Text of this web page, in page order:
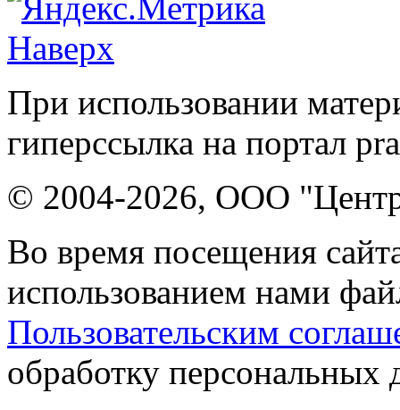
Наверх
При использовании
гиперссылка на портал
© 2004-2026, ООО "Центр
Во время посещения
использованием нами
Пользовательским
обработку персональных